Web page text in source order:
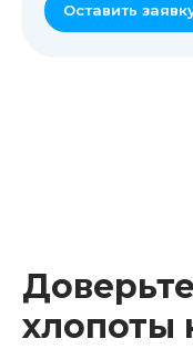
Оставить
хлопоты